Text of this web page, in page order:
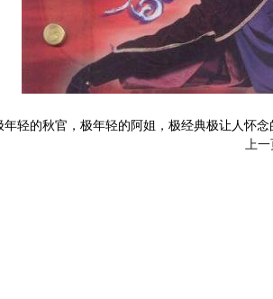
的秋官，极年轻的阿姐，极经典极让人怀念
上一